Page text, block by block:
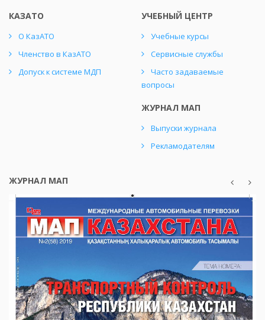
КАЗАТО
О КазАТО
Членство в КазАТО
Допуск к системе МДП
УЧЕБНЫЙ ЦЕНТР
Учебные курсы
Сервисные службы
Часто задаваемые
вопросы
ЖУРНАЛ МАП
Выпуски журнала
Рекламодателям
ЖУРНАЛ МАП